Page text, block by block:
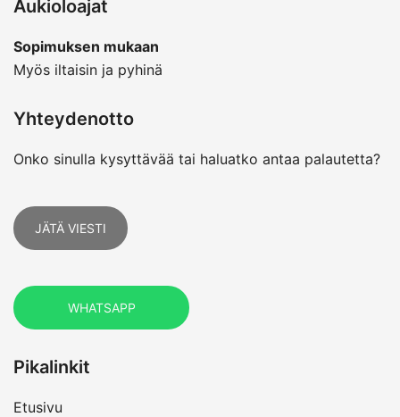
Aukioloajat
Sopimuksen mukaan
Myös iltaisin ja pyhinä
Yhteydenotto
Onko sinulla kysyttävää tai haluatko antaa palautetta?
JÄTÄ VIESTI
WHATSAPP
Pikalinkit
Etusivu